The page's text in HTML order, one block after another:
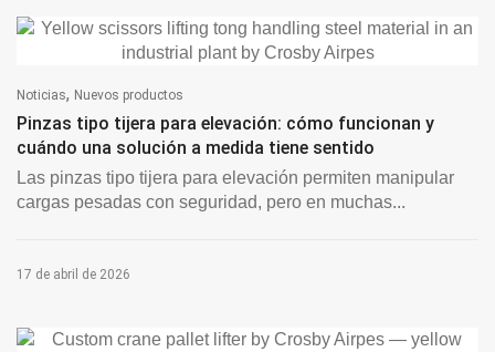
Noticias, Nuevos productos
Pinzas tipo tijera para elevación: cómo funcionan y
cuándo una solución a medida tiene sentido
Las pinzas tipo tijera para elevación permiten manipular
cargas pesadas con seguridad, pero en muchas...
17 de abril de 2026